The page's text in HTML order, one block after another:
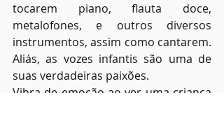
tocarem piano, flauta doce,
metalofones, e outros diversos
instrumentos, assim como cantarem.
Aliás, as vozes infantis são uma de
suas verdadeiras paixões.
Vibra de emoção ao ver uma criança